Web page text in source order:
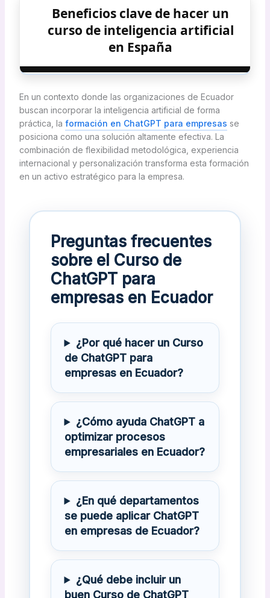
Beneficios clave de hacer un
curso de inteligencia artificial
en España
En un contexto donde las organizaciones de Ecuador
buscan incorporar la inteligencia artificial de forma
práctica, la formación en ChatGPT para empresas se
posiciona como una solución altamente efectiva. La
combinación de flexibilidad metodológica, experiencia
internacional y personalización transforma esta formación
en un activo estratégico para la empresa.
Preguntas frecuentes
sobre el Curso de
ChatGPT para
empresas en Ecuador
¿Por qué hacer un Curso
de ChatGPT para
empresas en Ecuador?
¿Cómo ayuda ChatGPT a
optimizar procesos
empresariales en Ecuador?
¿En qué departamentos
se puede aplicar ChatGPT
en empresas de Ecuador?
¿Qué debe incluir un
buen Curso de ChatGPT